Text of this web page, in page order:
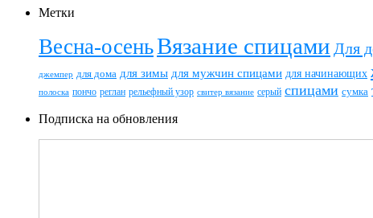
Метки
Весна-осеньВязание спицами Для
джемпер для дома для зимы для мужчин спицами для начинающих
полоска пончо реглан рельефный узор свитер вязание серый спицами сумка
Подписка на обновления